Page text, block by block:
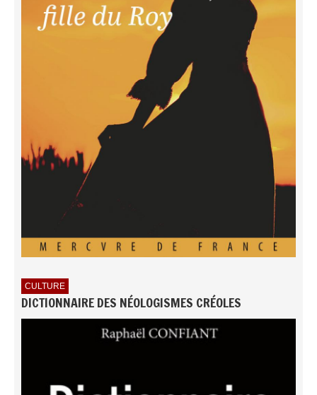
CULTURE
DICTIONNAIRE DES NÉOLOGISMES CRÉOLES